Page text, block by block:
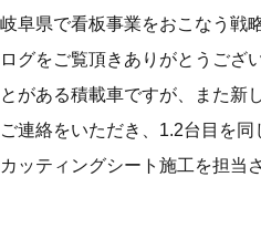
岐阜県で看板事業をおこなう戦
ログをご覧頂きありがとうござ
とがある積載車ですが、また新
ご連絡をいただき、1.2台目を
カッティングシート施工を担当